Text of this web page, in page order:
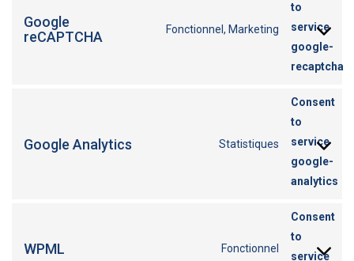
Google
reCAPTCHA
Fonctionnel, Marketing
to
service
google-
recaptcha
Google Analytics Statistiques
Consent
to
service
google-
analytics
WPML Fonctionnel
Consent
to
service